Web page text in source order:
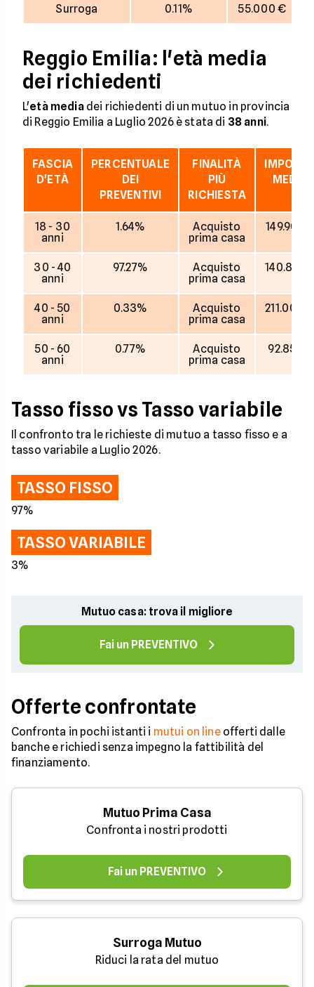
Surroga 0.11% 55.000 €
Reggio Emilia: l'età media
dei richiedenti
L'età mediadei richiedenti di un mutuo in provincia
di Reggio Emilia a Luglio 2026 è stata di 38 anni.
FASCIA
D'ETÀ
PERCENTUALE
DEI
PREVENTIVI
FINALITÀ
PIÙ
RICHIESTA
MEDIO
18 - 30
anni
1.64%
Acquisto
prima casa
149.909 €
30 - 40
anni
97.27%
Acquisto
prima casa
140.876
40 - 50
anni
0.33%
Acquisto
prima casa
211.000
50 - 60
anni
0.77%
Acquisto
prima casa
92.857 €
Tasso fisso vs Tasso variabile
Il confronto tra le richieste di mutuo a tasso fisso e a
tasso variabile a Luglio 2026.
TASSO FISSO
97%
TASSO VARIABILE
3%
Mutuo casa: trova il migliore
Fai un PREVENTIVO
Offerte confrontate
Confronta in pochi istanti i mutui on lineofferti dalle
banche e richiedi senza impegno la fattibilità del
finanziamento.
Mutuo Prima Casa
Confronta i nostri prodotti
Fai un PREVENTIVO
Surroga Mutuo
Riduci la rata del mutuo